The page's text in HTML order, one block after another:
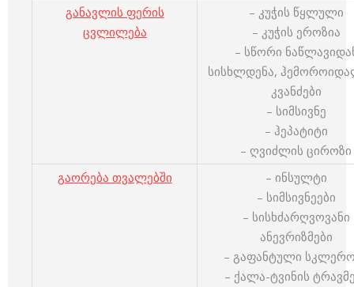
განავლის ფერის
ცვლილება
– კუჭის წყლული
– კუჭის ეროზია
– სწორი
სისხლდენა,
კვანძები
– სიმსივნე
– ჰეპატიტი
– ღვიძლის ციროზი
გაორება თვალებში
– ინსულტი
– სიმსივნეები
– სისხძარღვოვანი
ანევრიზმები
– გაფანტული
– ქალა-ტვინის